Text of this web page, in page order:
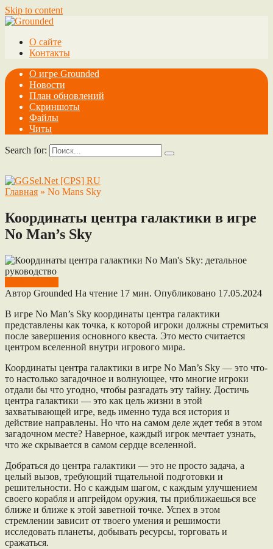
Skip to content
О сайте
Контакты
О игре Grounded
Новости
План обновлений
Скриншоты
Файлы
Читы
Search for:
Главная » No Mans Sky
Координаты центра галактики в игре
No Man’s Sky
Автор Grounded На чтение 17 мин. Опубликовано 17.05.2024
В игре No Man’s Sky координаты центра галактики
представлены как точка, к которой игроки должны стремиться
после завершения основного квеста. Это место считается
центром вселенной внутри игрового мира.
Координаты центра галактики в игре No Man’s Sky — это что-
то настолько загадочное и волнующее, что многие игроки
отдали бы что угодно, чтобы разгадать эту тайну. Достичь
центра галактики — это как цель жизни в этой
захватывающей игре, ведь именно туда вся история и
действие направлены. Но что на самом деле ждет тебя в этом
загадочном месте? Наверное, каждый игрок мечтает узнать,
что же скрывается в самом сердце вселенной.
Добраться до центра галактики — это не просто задача, а
целый вызов, требующий тщательной подготовки и
решительности. Но с каждым шагом, с каждым улучшением
своего корабля и апгрейдом оружия, ты приближаешься все
ближе и ближе к этой заветной точке. Успех в этом
стремлении зависит от твоего умения и решимости
исследовать планеты, добывать ресурсы, торговать и
сражаться.